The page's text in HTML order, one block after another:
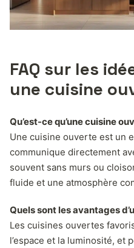
FAQ sur les
une cuisine
Qu’est-ce qu’une cuisine
Une cuisine ouverte est un
communique directement
souvent sans murs ou
fluide et une atmosphère
Quels sont les avantages
Les cuisines ouvertes
l’espace et la luminosité, et